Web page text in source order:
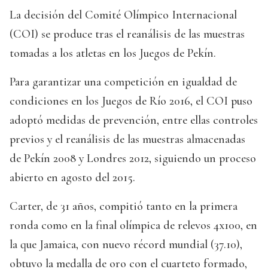
La decisión del Comité Olímpico Internacional
(COI) se produce tras el reanálisis de las muestras
tomadas a los atletas en los Juegos de Pekín.
Para garantizar una competición en igualdad de
condiciones en los Juegos de Río 2016, el COI puso
adoptó medidas de prevención, entre ellas controles
previos y el reanálisis de las muestras almacenadas
de Pekín 2008 y Londres 2012, siguiendo un proceso
abierto en agosto del 2015.
Carter, de 31 años, compitió tanto en la primera
ronda como en la final olímpica de relevos 4x100, en
la que Jamaica, con nuevo récord mundial (37.10),
obtuvo la medalla de oro con el cuarteto formado,